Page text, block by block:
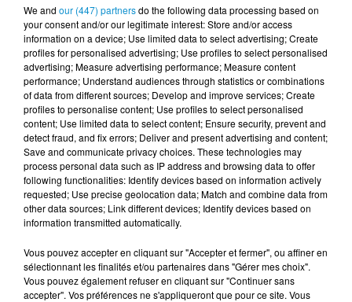
Il a salué l’engagement du directeur technique Ousmane
Diaby :«On a un directeur technique qui est magnifique,
M. Ousmane Diaby.» Pour Vincent, cette dimension
familiale a beaucoup pesé :«Nanterre, c’est vraiment un
club familial.»Il a insisté sur l’ambiance autour des
rencontres :«Quand on voit le monde qu’il y a, il n’y a que
chez nous, en amateur en tout cas, qui a ce monde-là.»
Former sans brider : la liberté au cœur du projet
L’un des thèmes forts de l’émission a concerné la
formation. Comment faire progresser un jeune joueur
sans l’enfermer dans un cadre trop rigide ? Comment
protéger sa créativité tout en lui donnant les outils du
haut niveau ? Gaël a défendu une approche équilibrée.
Selon lui, plusieurs joueurs nanterriens ont le niveau pour
We and our (447) partnersdo the following data processing based on
your consent and/or our legitimate interest: Store and/or access
information on a device; Use limited data to select advertising; Create
profiles for personalised advertising; Use profiles to select personalised
advertising; Measure advertising performance; Measure content
performance; Understand audiences through statistics or combinations
of data from different sources; Develop and improve services; Create
profiles to personalise content; Use profiles to select personalised
content; Use limited data to select content; Ensure security, prevent and
detect fraud, and fix errors; Deliver and present advertising and content;
Save and communicate privacy choices. These technologies may
process personal data such as IP address and browsing data to offer
following functionalities: Identify devices based on information actively
requested; Use precise geolocation data; Match and combine data from
other data sources; Link different devices; Identify devices based on
information transmitted automatically.
Vous pouvez accepter en cliquant sur "Accepter et fermer", ou affiner en
sélectionnant les finalités et/ou partenaires dans "Gérer mes choix".
Vous pouvez également refuser en cliquant sur "Continuer sans
accepter". Vos préférences ne s'appliqueront que pour ce site. Vous